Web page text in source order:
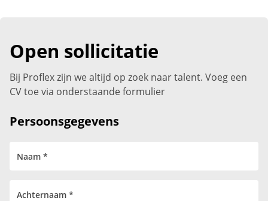
Open sollicitatie
Bij Proflex zijn we altijd op zoek naar talent. Voeg een
CV toe via onderstaande formulier
Persoonsgegevens